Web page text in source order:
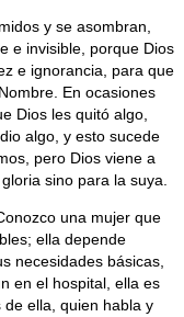
y se asombran,
e invisible, porque Dios
e ignorancia, para que
En ocasiones
Dios les quitó algo,
algo, y esto sucede
pero Dios viene a
sino para la suya.
una mujer que
ella depende
necesidades básicas,
en el hospital, ella es
ella, quien habla y